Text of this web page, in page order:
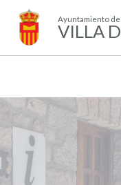
Ayuntamiento de
VILLA